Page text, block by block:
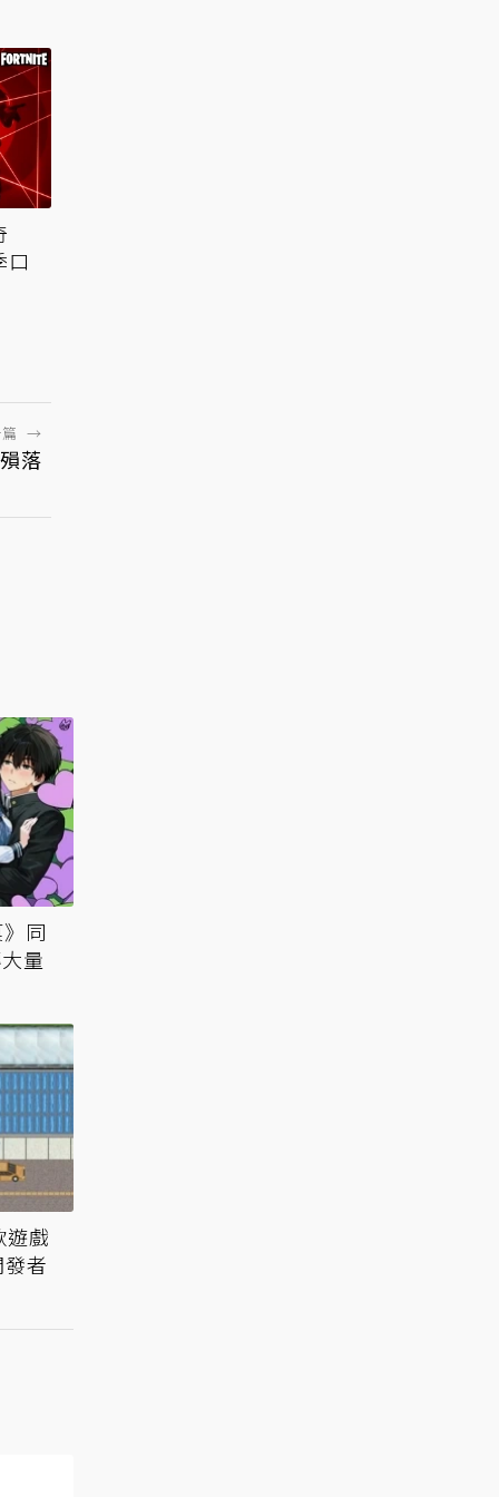
口
→
落
同
量
戲
者